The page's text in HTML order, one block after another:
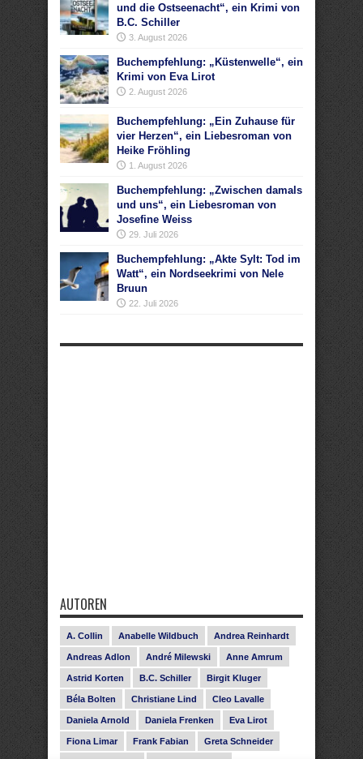
und die Ostseenacht“, ein Krimi von
B.C. Schiller
3. August 2026
Buchempfehlung: „Küstenwelle“, ein
Krimi von Eva Lirot
2. August 2026
Buchempfehlung: „Ein Zuhause für
vier Herzen“, ein Liebesroman von
Heike Fröhling
1. August 2026
Buchempfehlung: „Zwischen damals
und uns“, ein Liebesroman von
Josefine Weiss
29. Juli 2026
Buchempfehlung: „Akte Sylt: Tod im
Watt“, ein Nordseekrimi von Nele
Bruun
22. Juli 2026
AUTOREN
A. Collin Anabelle Wildbuch Andrea Reinhardt
Andreas Adlon André Milewski Anne Amrum
Astrid Korten B.C. Schiller Birgit Kluger
Béla Bolten Christiane Lind Cleo Lavalle
Daniela Arnold Daniela Frenken Eva Lirot
Fiona Limar Frank Fabian Greta Schneider